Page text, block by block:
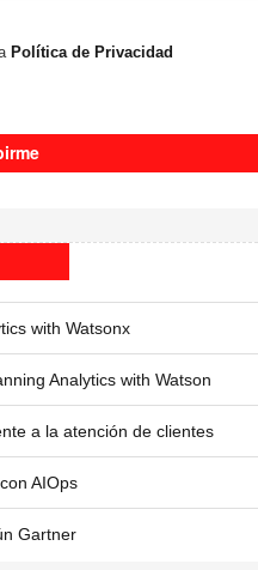
Política de Privacidad
with Watsonx
Analytics with Watson
a la atención de clientes
AIOps
Gartner